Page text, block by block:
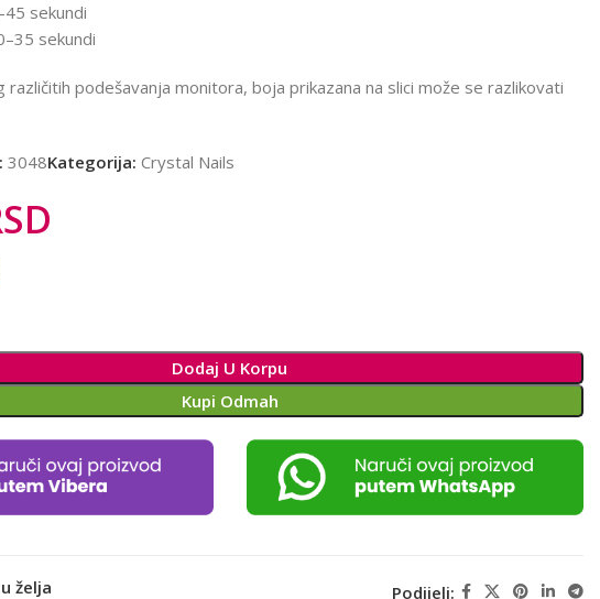
sekundi
sekundi
različitih podešavanja monitora, boja prikazana na slici može se razlikovati
3048Kategorija: Crystal Nails
Dodaj U Korpu
Kupi Odmah
želja Podijeli: